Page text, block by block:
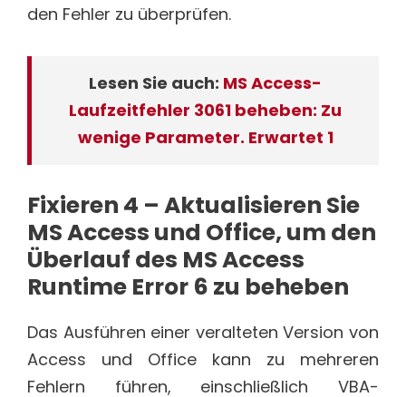
den Fehler zu überprüfen.
Lesen Sie auch: MS Access-
Laufzeitfehler 3061 beheben: Zu
wenige Parameter. Erwartet 1
Fixieren 4 – Aktualisieren Sie
MS Access und Office, um den
Überlauf des MS Access
Runtime Error 6 zu beheben
Das Ausführen einer veralteten Version von
Access und Office kann zu mehreren
Fehlern führen, einschließlich VBA-